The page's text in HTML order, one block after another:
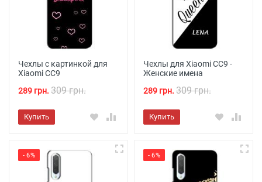
Чехлы с картинкой для
Xiaomi CC9
289 грн. 309 грн.
Купить
Чехлы для Xiaomi CC9 -
Женские имена
289 грн. 309 грн.
Купить
- 6% - 6%